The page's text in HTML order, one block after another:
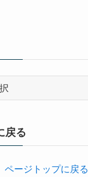
戻る
ページトップに戻る